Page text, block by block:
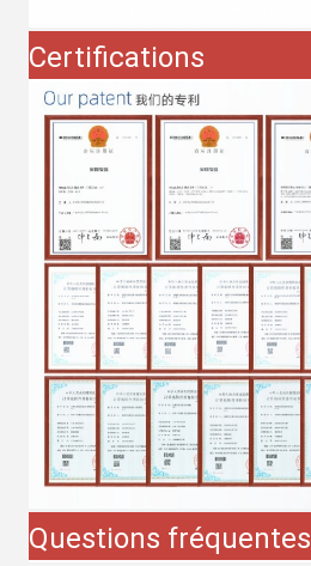
Certifications
Questions fréquentes